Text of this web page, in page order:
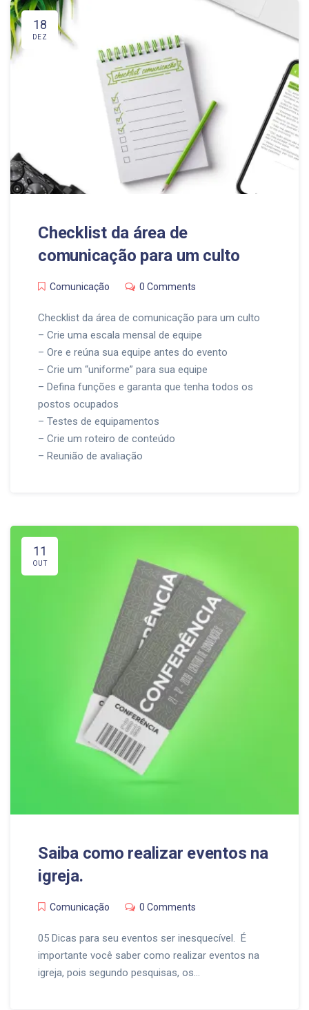
18
DEZ
Checklist da área de
comunicação para um culto
Comunicação 0 Comments
Checklist da área de comunicação para um culto
– Crie uma escala mensal de equipe
– Ore e reúna sua equipe antes do evento
– Crie um “uniforme” para sua equipe
– Defina funções e garanta que tenha todos os
postos ocupados
– Testes de equipamentos
– Crie um roteiro de conteúdo
– Reunião de avaliação
11
OUT
Saiba como realizar eventos na
igreja.
Comunicação 0 Comments
05 Dicas para seu eventos ser inesquecível. É
importante você saber como realizar eventos na
igreja, pois segundo pesquisas, os…